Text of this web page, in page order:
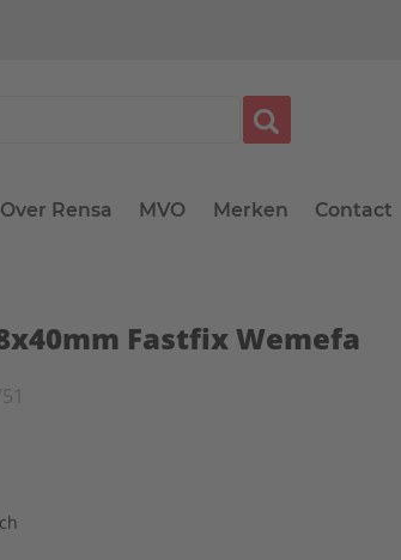
Over Rensa MVO Merken Contact
Fastfix Wemefa